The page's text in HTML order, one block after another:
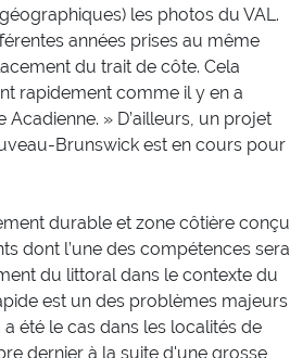
les photos du VAL.
années prises au même
du trait de côte. Cela
rapidement comme il y en a
» D’ailleurs, un projet
Brunswick est en cours pour
durable et zone côtière conçu
dont l’une des compétences sera
du littoral dans le contexte du
est un des problèmes majeurs
été le cas dans les localités de
dernier à la suite d'une grosse